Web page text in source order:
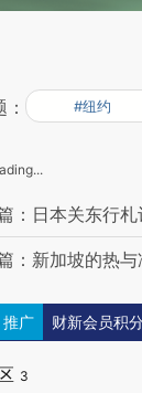
#纽约
：日本关东行
：新加坡的热
推广 财新会员积
3